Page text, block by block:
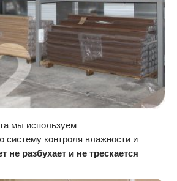
мы используем
систему контроля влажности и
не разбухает и не трескается